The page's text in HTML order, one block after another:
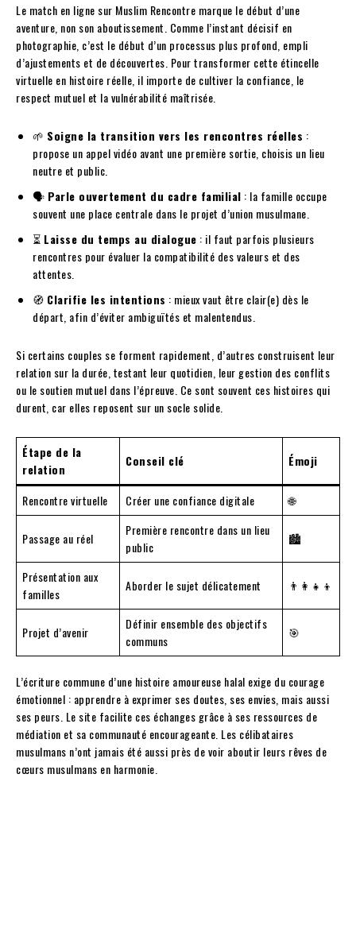
Le match en ligne sur Muslim Rencontre marque le début d’une
aventure, non son aboutissement. Comme l’instant décisif en
photographie, c’est le début d’un processus plus profond, empli
d’ajustements et de découvertes. Pour transformer cette étincelle
virtuelle en histoire réelle, il importe de cultiver la confiance, le
respect mutuel et la vulnérabilité maîtrisée.
🌱 Soigne la transition vers les rencontres réelles :
propose un appel vidéo avant une première sortie, choisis un lieu
neutre et public.
🗣️ Parle ouvertement du cadre familial : la famille occupe
souvent une place centrale dans le projet d’union musulmane.
⏳ Laisse du temps au dialogue : il faut parfois plusieurs
rencontres pour évaluer la compatibilité des valeurs et des
attentes.
🧭 Clarifie les intentions : mieux vaut être clair(e) dès le
départ, afin d’éviter ambiguïtés et malentendus.
Si certains couples se forment rapidement, d’autres construisent leur
relation sur la durée, testant leur quotidien, leur gestion des conflits
ou le soutien mutuel dans l’épreuve. Ce sont souvent ces histoires qui
durent, car elles reposent sur un socle solide.
Étape de la
relation
Conseil clé Émoji
Rencontre virtuelle Créer une confiance digitale 🌐
Passage au réel
Première rencontre dans un lieu
public
🏙️
Présentation aux
familles
Aborder le sujet délicatement 👨‍👩‍👧‍👦
Projet d’avenir
Définir ensemble des objectifs
communs
🎯
L’écriture commune d’une histoire amoureuse halal exige du courage
émotionnel : apprendre à exprimer ses doutes, ses envies, mais aussi
ses peurs. Le site facilite ces échanges grâce à ses ressources de
médiation et sa communauté encourageante. Les célibataires
musulmans n’ont jamais été aussi près de voir aboutir leurs rêves de
cœurs musulmans en harmonie.